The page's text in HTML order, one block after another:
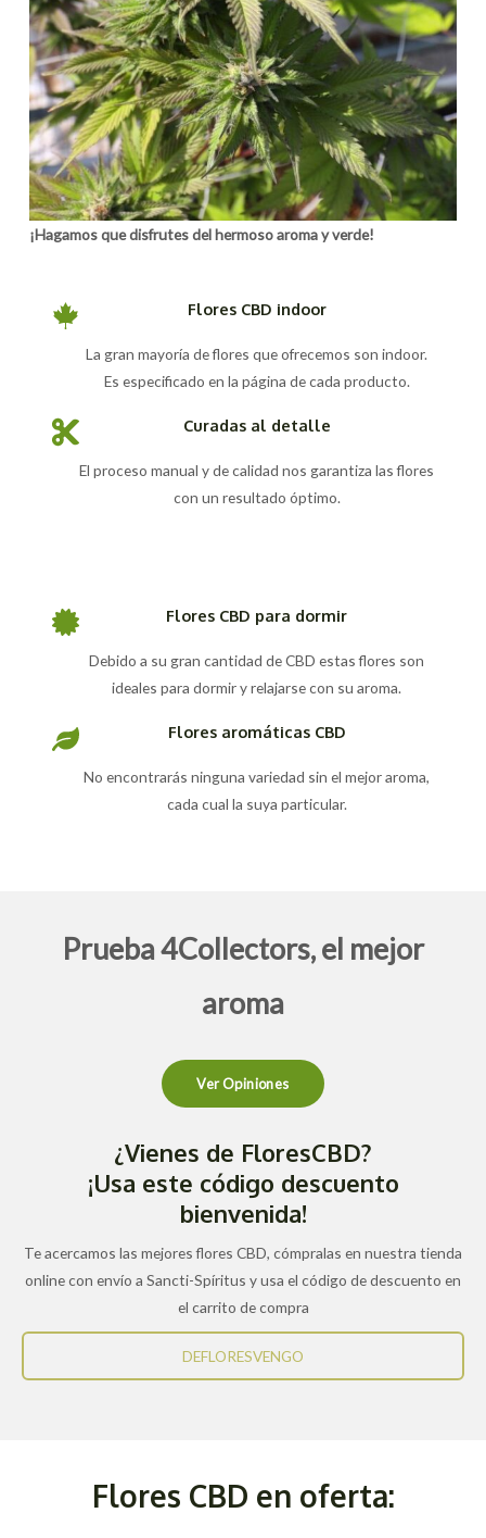
¡Hagamos que disfrutes del hermoso aroma y verde!
Flores CBD indoor
La gran mayoría de flores que ofrecemos son indoor.
Es especificado en la página de cada producto.
Curadas al detalle
El proceso manual y de calidad nos garantiza las flores
con un resultado óptimo.
Flores CBD para dormir
Debido a su gran cantidad de CBD estas flores son
ideales para dormir y relajarse con su aroma.
Flores aromáticas CBD
No encontrarás ninguna variedad sin el mejor aroma,
cada cual la suya particular.
Prueba 4Collectors, el mejor
aroma
Ver Opiniones
¿Vienes de FloresCBD?
¡Usa este código descuento
bienvenida!
Te acercamos las mejores flores CBD, cómpralas en nuestra tienda
online con envío a Sancti-Spíritus y usa el código de descuento en
el carrito de compra
DEFLORESVENGO
Flores CBD en oferta: